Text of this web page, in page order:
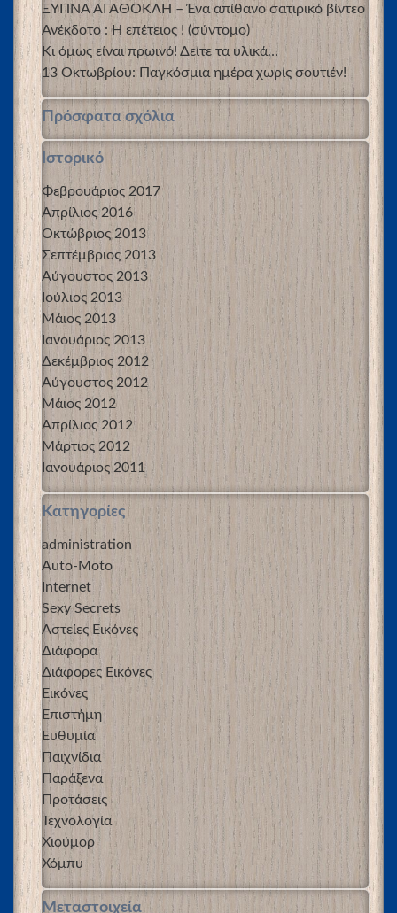
ΞΥΠΝΑ ΑΓΑΘΟΚΛΗ – Ένα απίθανο σατιρικό βίντεο
Ανέκδοτο : Η επέτειος ! (σύντομο)
Κι όμως είναι πρωινό! Δείτε τα υλικά…
13 Οκτωβρίου: Παγκόσμια ημέρα χωρίς σουτιέν!
Πρόσφατα σχόλια
Ιστορικό
Φεβρουάριος 2017
Απρίλιος 2016
Οκτώβριος 2013
Σεπτέμβριος 2013
Αύγουστος 2013
Ιούλιος 2013
Μάιος 2013
Ιανουάριος 2013
Δεκέμβριος 2012
Αύγουστος 2012
Μάιος 2012
Απρίλιος 2012
Μάρτιος 2012
Ιανουάριος 2011
Kατηγορίες
administration
Auto-Moto
Internet
Sexy Secrets
Αστείες Εικόνες
Διάφορα
Διάφορες Εικόνες
Εικόνες
Επιστήμη
Ευθυμία
Παιχνίδια
Παράξενα
Προτάσεις
Τεχνολογία
Χιούμορ
Χόμπυ
Μεταστοιχεία